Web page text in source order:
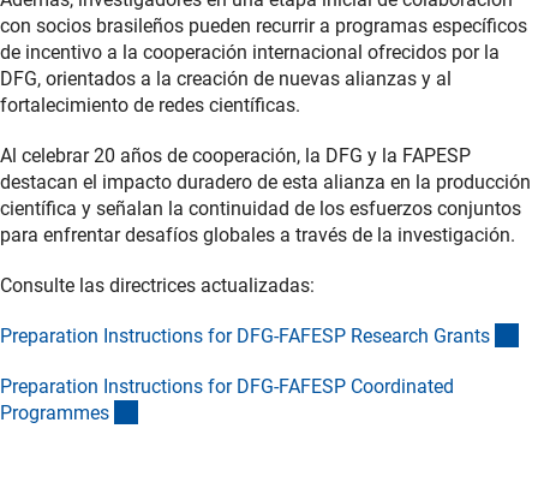
con socios brasileños pueden recurrir a programas específicos
de incentivo a la cooperación internacional ofrecidos por la
DFG, orientados a la creación de nuevas alianzas y al
fortalecimiento de redes científicas.
Al celebrar 20 años de cooperación, la DFG y la FAPESP
destacan el impacto duradero de esta alianza en la producción
científica y señalan la continuidad de los esfuerzos conjuntos
para enfrentar desafíos globales a través de la investigación.
Consulte las directrices actualizadas:
Preparation Instructions for DFG-FAFESP Research Grants
Preparation Instructions for DFG-FAFESP Coordinated
Programmes